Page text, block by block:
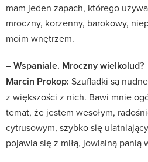
mam jeden zapach, którego
mroczny, korzenny, barokowy,
moim wnętrzem.
– Wspaniale. Mroczny wielkolud?
Marcin Prokop: Szufladki są
z większości z nich. Bawi mnie
temat, że jestem wesołym,
cytrusowym, szybko się
pojawia się z miłą, jowialną panią